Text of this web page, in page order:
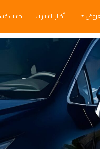
أخبار السيارات احسب